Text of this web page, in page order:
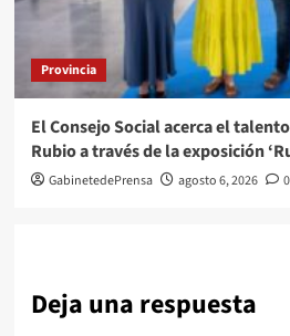
Provincia
El Consejo Social acerca el
Rubio a través de la exposición
GabinetedePrensa agosto 6, 2026 0
Deja una respuesta